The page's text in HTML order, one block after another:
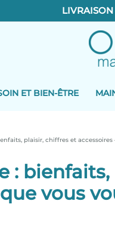
ET BIEN-ÊTRE
plaisir, chiffres et
:
vous